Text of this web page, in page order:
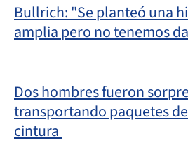
Bullrich: "Se planteó una
amplia pero no tenemos
Dos hombres fueron
transportando paquetes
cintura